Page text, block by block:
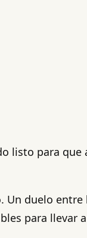
listo para
Un duelo
para llevar